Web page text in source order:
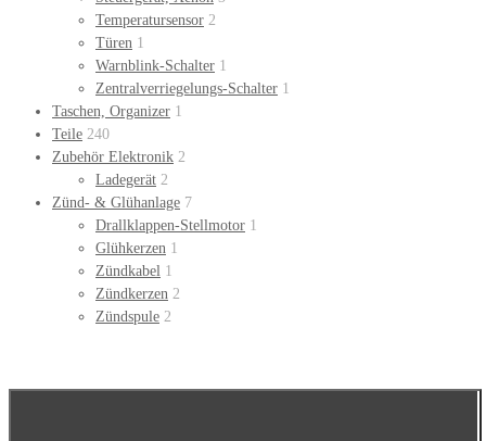
Temperatursensor 2
Türen 1
Warnblink-Schalter 1
Zentralverriegelungs-Schalter 1
Taschen, Organizer 1
Teile 240
Zubehör Elektronik 2
Ladegerät 2
Zünd- & Glühanlage 7
Drallklappen-Stellmotor 1
Glühkerzen 1
Zündkabel 1
Zündkerzen 2
Zündspule 2